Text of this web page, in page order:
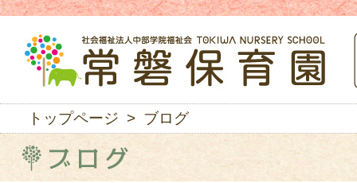
トップページ > ブログ